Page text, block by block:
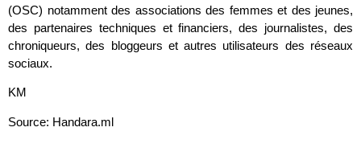
(OSC) notamment des associations des femmes et des jeunes,
des partenaires techniques et financiers, des journalistes, des
chroniqueurs, des bloggeurs et autres utilisateurs des réseaux
sociaux.
KM
Source: Handara.ml